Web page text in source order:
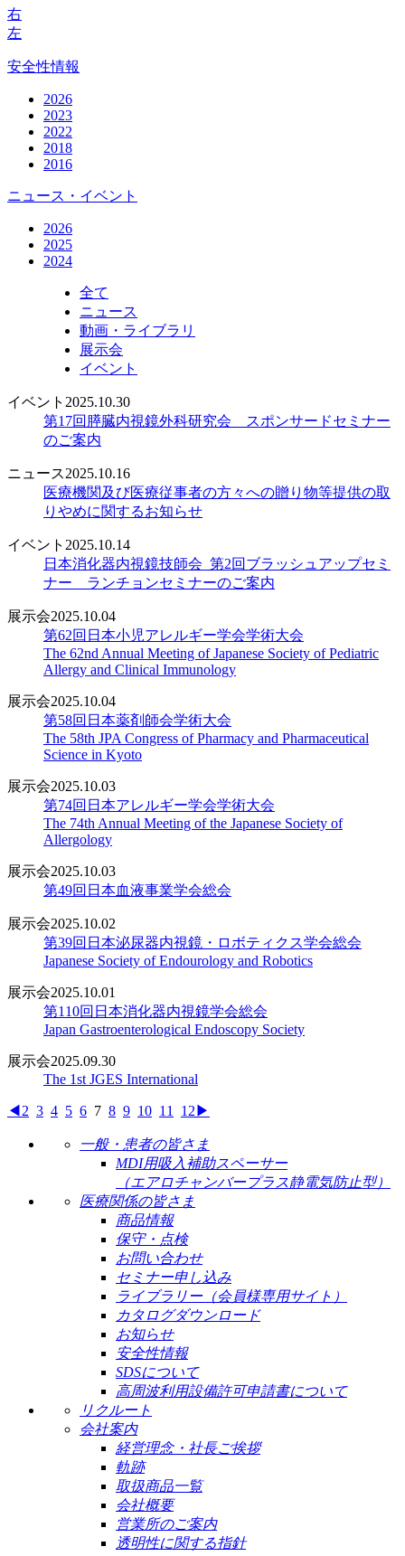
右
左
安全性情報
2026
2023
2022
2018
2016
ニュース・イベント
2026
2025
2024
全て
ニュース
動画・ライブラリ
展示会
イベント
イベント 2025.10.30
第17回膵臓内視鏡外科研究会 スポンサードセミナー
のご案内
ニュース2025.10.16
医療機関及び医療従事者の方々への贈り物等提供の取
りやめに関するお知らせ
イベント 2025.10.14
日本消化器内視鏡技師会_第2回ブラッシュアップセミ
ナー ランチョンセミナーのご案内
展示会2025.10.04
第62回日本小児アレルギー学会学術大会
The 62nd Annual Meeting of Japanese Society of Pediatric
Allergy and Clinical Immunology
展示会2025.10.04
第58回日本薬剤師会学術大会
The 58th JPA Congress of Pharmacy and Pharmaceutical
Science in Kyoto
展示会2025.10.03
第74回日本アレルギー学会学術大会
The 74th Annual Meeting of the Japanese Society of
Allergology
展示会2025.10.03
第49回日本血液事業学会総会
展示会2025.10.02
第39回日本泌尿器内視鏡・ロボティクス学会総会
Japanese Society of Endourology and Robotics
展示会2025.10.01
第110回日本消化器内視鏡学会総会
Japan Gastroenterological Endoscopy Society
展示会2025.09.30
The 1st JGES International
◀ 2 3 4 5 6 7 8 9 10 11 12 ▶
一般・患者の皆さま
MDI用吸入補助スペーサー
（エアロチャンバープラス静電気防止型）
医療関係の皆さま
商品情報
保守・点検
お問い合わせ
セミナー申し込み
ライブラリー（会員様専用サイト）
カタログダウンロード
お知らせ
安全性情報
SDSについて
高周波利用設備許可申請書について
リクルート
会社案内
経営理念・社長ご挨拶
軌跡
取扱商品一覧
会社概要
営業所のご案内
透明性に関する指針